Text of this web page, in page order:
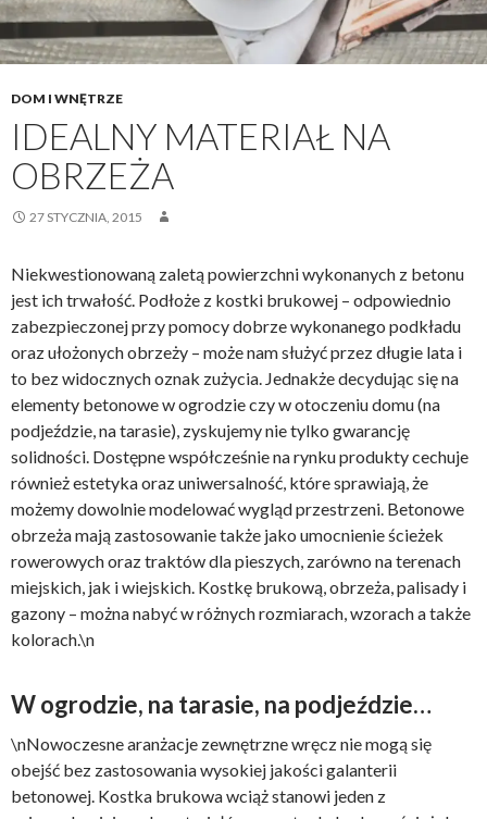
DOM I WNĘTRZE
IDEALNY MATERIAŁ NA
OBRZEŻA
27 STYCZNIA, 2015
Niekwestionowaną zaletą powierzchni wykonanych z betonu
jest ich trwałość. Podłoże z kostki brukowej – odpowiednio
zabezpieczonej przy pomocy dobrze wykonanego podkładu
oraz ułożonych obrzeży – może nam służyć przez długie lata i
to bez widocznych oznak zużycia. Jednakże decydując się na
elementy betonowe w ogrodzie czy w otoczeniu domu (na
podjeździe, na tarasie), zyskujemy nie tylko gwarancję
solidności. Dostępne współcześnie na rynku produkty cechuje
również estetyka oraz uniwersalność, które sprawiają, że
możemy dowolnie modelować wygląd przestrzeni. Betonowe
obrzeża mają zastosowanie także jako umocnienie ścieżek
rowerowych oraz traktów dla pieszych, zarówno na terenach
miejskich, jak i wiejskich. Kostkę brukową, obrzeża, palisady i
gazony – można nabyć w różnych rozmiarach, wzorach a także
kolorach.\n
W ogrodzie, na tarasie, na podjeździe…
\nNowoczesne aranżacje zewnętrzne wręcz nie mogą się
obejść bez zastosowania wysokiej jakości galanterii
betonowej. Kostka brukowa wciąż stanowi jeden z